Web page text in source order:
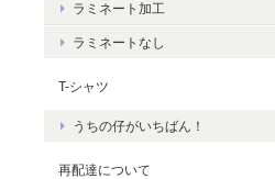
ラミネート加工
ラミネートなし
T-シャツ
うちの仔がいちばん！
再配達について